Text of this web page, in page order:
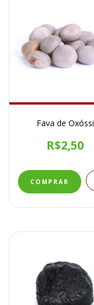
Fava de Oxóssi
R$2,50